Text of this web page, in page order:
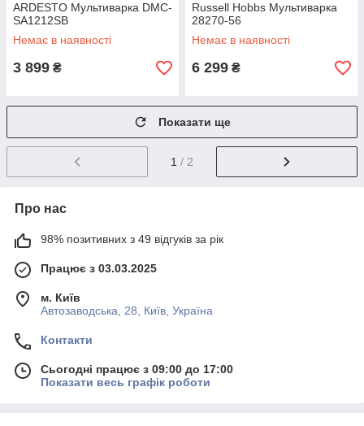
ARDESTO Мультиварка DMC-
SA1212SB
Немає в наявності
3 899 ₴
Russell Hobbs Мультиварка
28270-56
Немає в наявності
6 299 ₴
Показати ще
1 / 2
Про нас
98% позитивних з 49 відгуків за рік
Працює з 03.03.2025
м. Київ
Автозаводська, 28, Київ, Україна
Контакти
Сьогодні працює з 09:00 до 17:00
Показати весь графік роботи